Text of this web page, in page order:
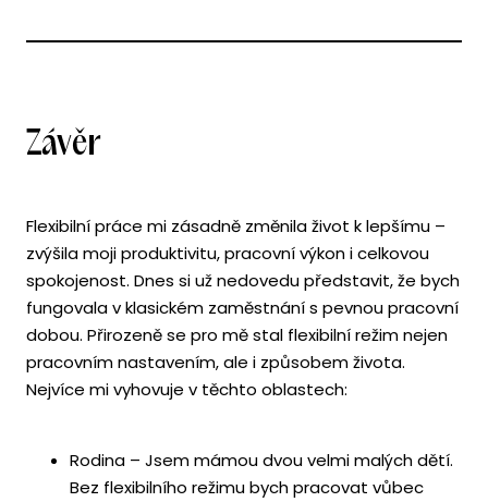
Závěr
Flexibilní práce mi zásadně změnila život k lepšímu –
zvýšila moji produktivitu, pracovní výkon i celkovou
spokojenost. Dnes si už nedovedu představit, že bych
fungovala v klasickém zaměstnání s pevnou pracovní
dobou. Přirozeně se pro mě stal flexibilní režim nejen
pracovním nastavením, ale i způsobem života.
Nejvíce mi vyhovuje v těchto oblastech:
Rodina – Jsem mámou dvou velmi malých dětí.
Bez flexibilního režimu bych pracovat vůbec